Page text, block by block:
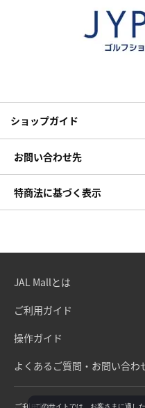
ショップガイド
お問い合わせ先
特商法に基づく表示
JAL Mallとは
ご利用ガイド
操作ガイド
よくあるご質問・お問い合わ
このサイトでは、お客さまに適し